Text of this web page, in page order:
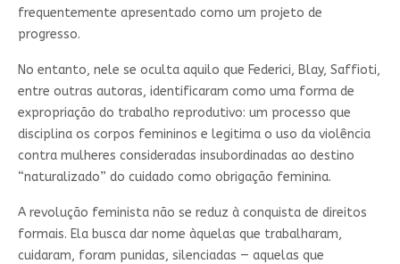
frequentemente apresentado como um projeto de
progresso.
No entanto, nele se oculta aquilo que Federici, Blay, Saffioti,
entre outras autoras, identificaram como uma forma de
expropriação do trabalho reprodutivo: um processo que
disciplina os corpos femininos e legitima o uso da violência
contra mulheres consideradas insubordinadas ao destino
“naturalizado” do cuidado como obrigação feminina.
A revolução feminista não se reduz à conquista de direitos
formais. Ela busca dar nome àquelas que trabalharam,
cuidaram, foram punidas, silenciadas — aquelas que